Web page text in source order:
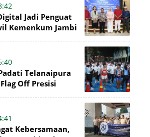
Jadi Penguat
Kemenkum Jambi
Telanaipura
Off Presisi
Kebersamaan,